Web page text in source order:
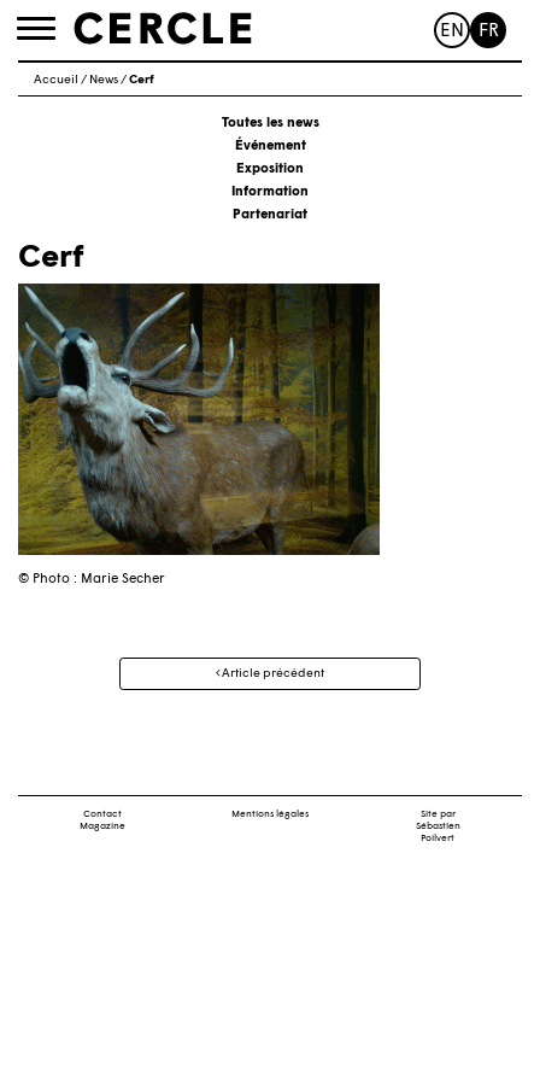
Toggle
EN FR
Accueil / News/Cerf
Toutes les news
Événement
Exposition
Information
Partenariat
Cerf
© Photo : Marie Secher
Navigation
Article précédent
Contact
Magazine
Mentions légales
Site par
Sébastien
Poilvert